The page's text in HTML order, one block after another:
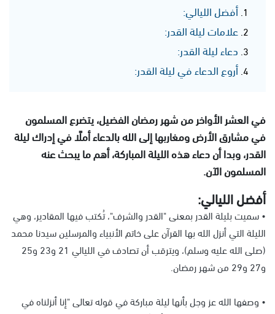
أفضل الليالي:
علامات ليلة القدر:
دعاء ليلة القدر:
أروع الدعاء في ليلة القدر:
في العشر الأواخر من شهر رمضان الفضيل، يتضرع المسلمون
في مشارق الأرض ومغاربها إلى الله بالدعاء أملًا في إدراك ليلة
القدر، وبدا أن دعاء هذه الليلة المباركة، أهم ما يبحث عنه
المسلمون الآن.
أفضل الليالي:
•سميت بليلة القدر بمعنى "القدر والشرف"، تُكتب فيها المقادير، وهي
الليلة التي أنزل الله بها القرآن على خاتم الأنبياء والمرسلين سيدنا محمد
(صلى الله عليه وسلم)، ويترقب أن تصادف في الليالي 21 و23 و25
و27 و29 من شهر رمضان.
• وصفها الله عز وجل بأنها ليلة مباركة في قوله تعالى "إنا أنزلناه في